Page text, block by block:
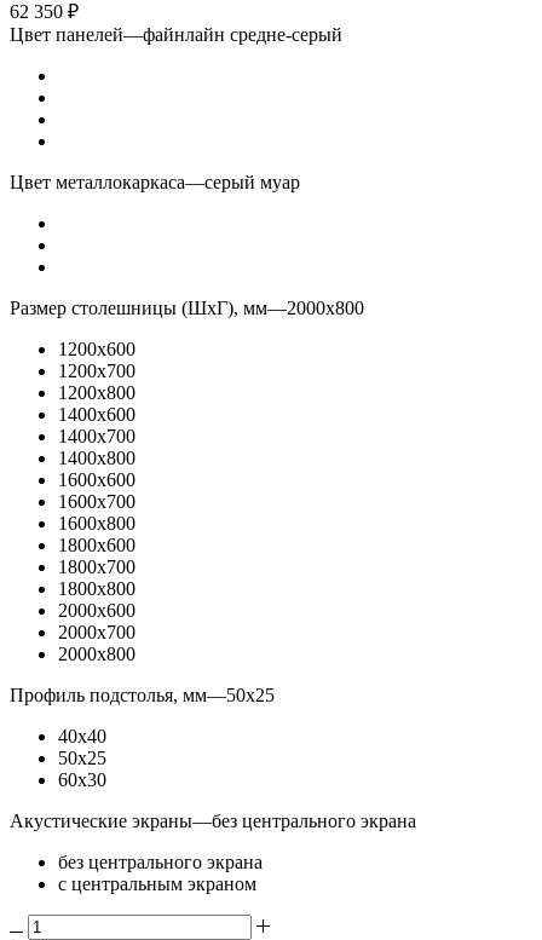
62 350 ₽
Цвет панелей—файнлайн средне-серый
Цвет металлокаркаса—серый муар
Размер столешницы (ШхГ), мм—2000x800
1200x600
1200x700
1200x800
1400x600
1400x700
1400x800
1600x600
1600x700
1600x800
1800x600
1800x700
1800x800
2000x600
2000x700
2000x800
Профиль подстолья, мм—50x25
40x40
50x25
60x30
Акустические экраны—без центрального экрана
без центрального экрана
с центральным экраном